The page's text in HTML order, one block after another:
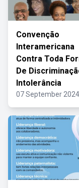
Convenção
Interamericana
Contra Toda
De
Intolerância
07 September 2024